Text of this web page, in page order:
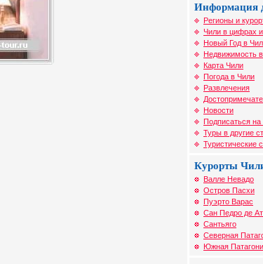
Информация
Регионы и
Чили в цифрах
Новый Год в
Недвижимость
Карта Чили
Погода в Чили
Развлечения
Новости
Подписаться на
Туры в другие
Туристические
Курорты
Валле Невадо
Остров Пасхи
Пуэрто Варас
Сан Педро де
Сантьяго
Северная
Южная